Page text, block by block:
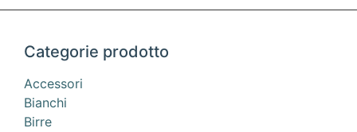
Categorie prodotto
Accessori
Bianchi
Birre